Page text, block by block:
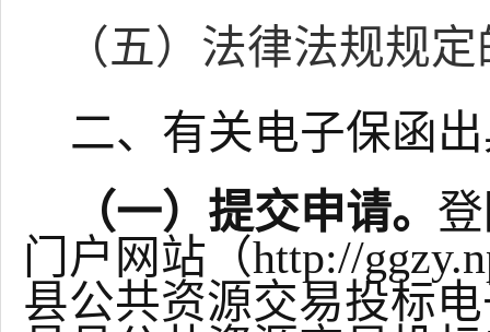
（五）法律法规规
二、有关电子保函
（一）提交申请。
门户网站（http://
县公共资源交易投标